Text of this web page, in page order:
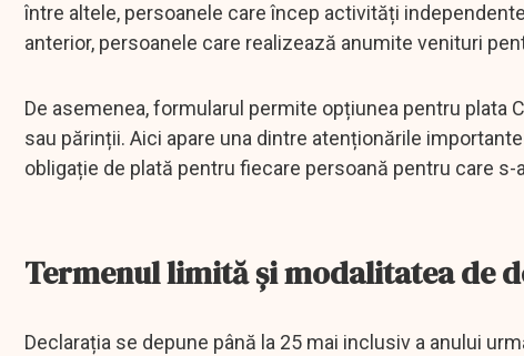
între altele, persoanele care încep activități
anterior, persoanele care realizează anumite venituri
De asemenea, formularul permite opțiunea pentru plata
sau părinții. Aici apare una dintre atenționările
obligație de plată pentru fiecare persoană pentru care s-
Termenul limită și modalitatea de
Declarația se depune până la 25 mai inclusiv a anului